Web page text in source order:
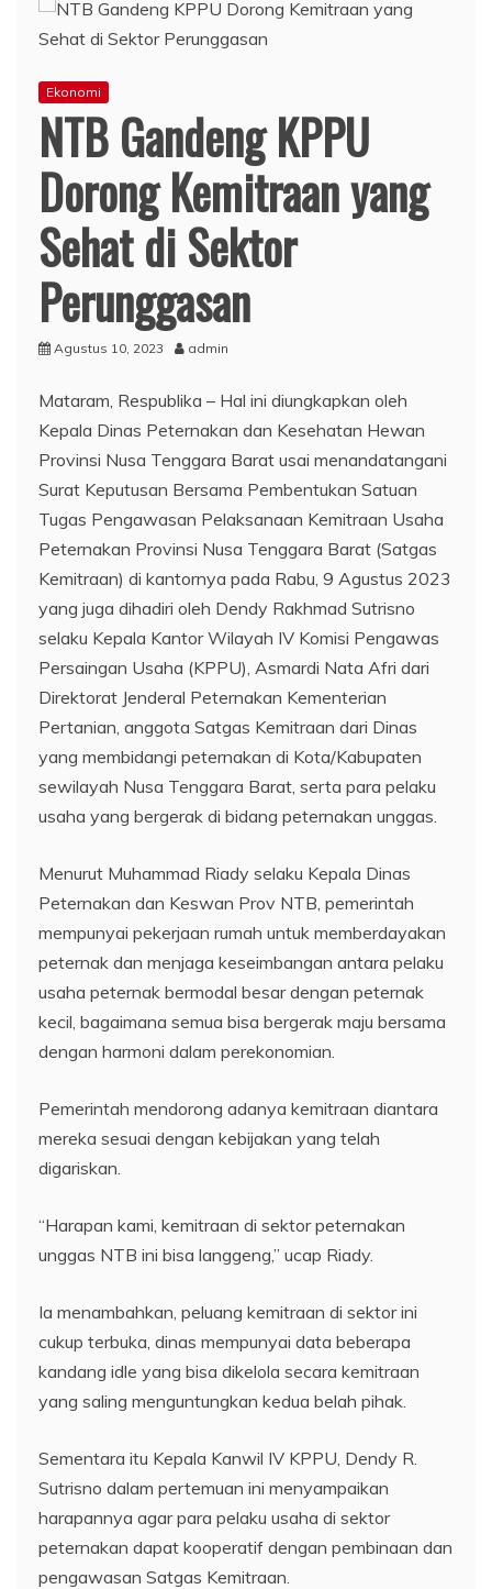
Ekonomi
NTB Gandeng KPPU
Dorong Kemitraan yang
Sehat di Sektor
Perunggasan
Agustus 10, 2023 admin
Mataram, Respublika – Hal ini diungkapkan oleh
Kepala Dinas Peternakan dan Kesehatan Hewan
Provinsi Nusa Tenggara Barat usai menandatangani
Surat Keputusan Bersama Pembentukan Satuan
Tugas Pengawasan Pelaksanaan Kemitraan Usaha
Peternakan Provinsi Nusa Tenggara Barat (Satgas
Kemitraan) di kantornya pada Rabu, 9 Agustus 2023
yang juga dihadiri oleh Dendy Rakhmad Sutrisno
selaku Kepala Kantor Wilayah IV Komisi Pengawas
Persaingan Usaha (KPPU), Asmardi Nata Afri dari
Direktorat Jenderal Peternakan Kementerian
Pertanian, anggota Satgas Kemitraan dari Dinas
yang membidangi peternakan di Kota/Kabupaten
sewilayah Nusa Tenggara Barat, serta para pelaku
usaha yang bergerak di bidang peternakan unggas.
Menurut Muhammad Riady selaku Kepala Dinas
Peternakan dan Keswan Prov NTB, pemerintah
mempunyai pekerjaan rumah untuk memberdayakan
peternak dan menjaga keseimbangan antara pelaku
usaha peternak bermodal besar dengan peternak
kecil, bagaimana semua bisa bergerak maju bersama
dengan harmoni dalam perekonomian.
Pemerintah mendorong adanya kemitraan diantara
mereka sesuai dengan kebijakan yang telah
digariskan.
“Harapan kami, kemitraan di sektor peternakan
unggas NTB ini bisa langgeng,” ucap Riady.
Ia menambahkan, peluang kemitraan di sektor ini
cukup terbuka, dinas mempunyai data beberapa
kandang idle yang bisa dikelola secara kemitraan
yang saling menguntungkan kedua belah pihak.
Sementara itu Kepala Kanwil IV KPPU, Dendy R.
Sutrisno dalam pertemuan ini menyampaikan
harapannya agar para pelaku usaha di sektor
peternakan dapat kooperatif dengan pembinaan dan
pengawasan Satgas Kemitraan.